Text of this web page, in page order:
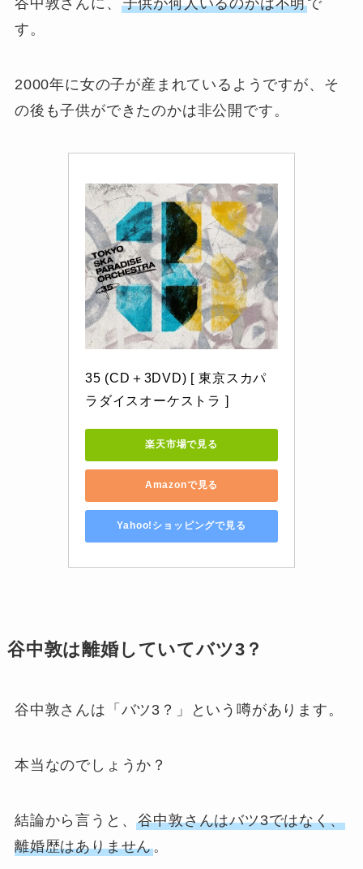
谷中敦さんに、 子供が何人いるのかは不明で
す。
2000年に女の子が産まれているようですが、そ
の後も子供ができたのかは非公開です。
35 (CD＋3DVD) [ 東京スカパ
ラダイスオーケストラ ]
楽天市場で見る
Amazonで見る
Yahoo!ショッピングで見る
谷中敦は離婚していてバツ3？
谷中敦さんは「バツ3？」という噂があります。
本当なのでしょうか？
結論から言うと、谷中敦さんはバツ3ではなく、
離婚歴はありません。